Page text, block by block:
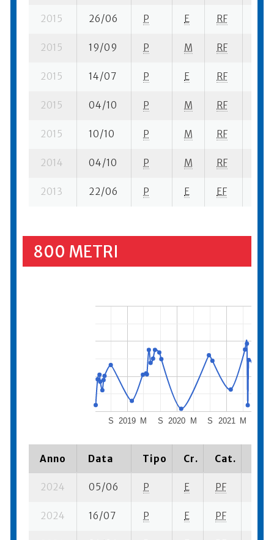
2015 26/06 P E RF
2015 19/09 P M RF
2015 14/07 P E RF
2015 04/10 P M RF
2015 10/10 P M RF
2014 04/10 P M RF
2013 22/06 P E EF
800 METRI
2019 2020 2021
S M S M S M
Anno Data Tipo Cr. Cat.
2024 05/06 P E PF
2024 16/07 P E PF